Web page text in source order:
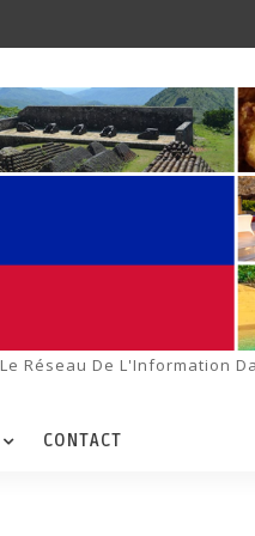
Le Réseau De L'Information
CONTACT